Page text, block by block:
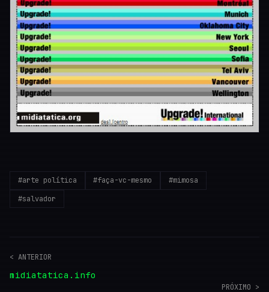
#arte política #faça-vc-mesmo
#mimosa
#salvador
< ANTERIOR
midiatatica.info
PRÓXIMO >